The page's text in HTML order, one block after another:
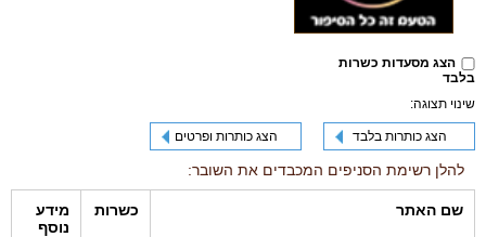
הצג מסעדות כשרות
בלבד
שינוי תצוגה:
הצג כותרות בלבד הצג כותרות ופרטים
להלן רשימת הסניפים המכבדים את השובר:
שם האתר כשרות
מידע
נוסף